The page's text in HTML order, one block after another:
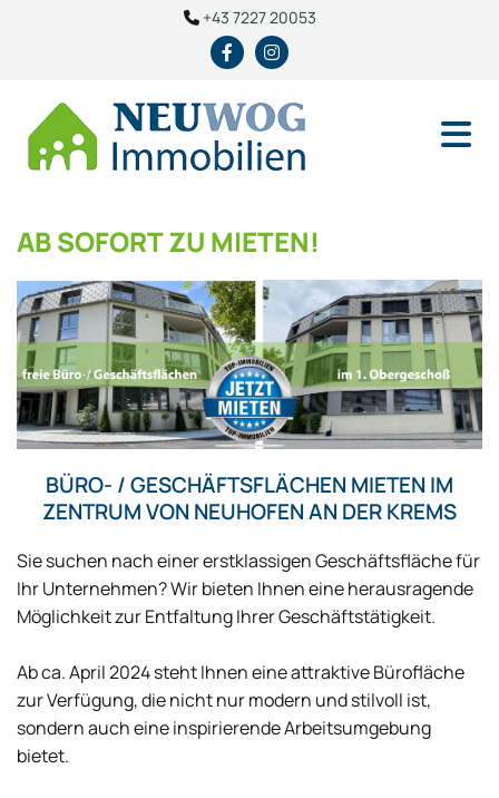
 +43 7227 20053
AB SOFORT ZU MIETEN!
BÜRO- / GESCHÄFTSFLÄCHEN MIETEN IM
ZENTRUM VON NEUHOFEN AN DER KREMS
Sie suchen nach einer erstklassigen Geschäftsfläche für
Ihr Unternehmen? Wir bieten Ihnen eine herausragende
Möglichkeit zur Entfaltung Ihrer Geschäftstätigkeit.
Ab ca. April 2024 steht Ihnen eine attraktive Bürofläche
zur Verfügung, die nicht nur modern und stilvoll ist,
sondern auch eine inspirierende Arbeitsumgebung
bietet.